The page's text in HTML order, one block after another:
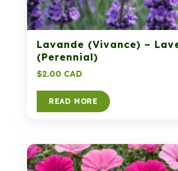
Lavande (Vivance) –
(Perennial)
$2.00 CAD
READ MORE